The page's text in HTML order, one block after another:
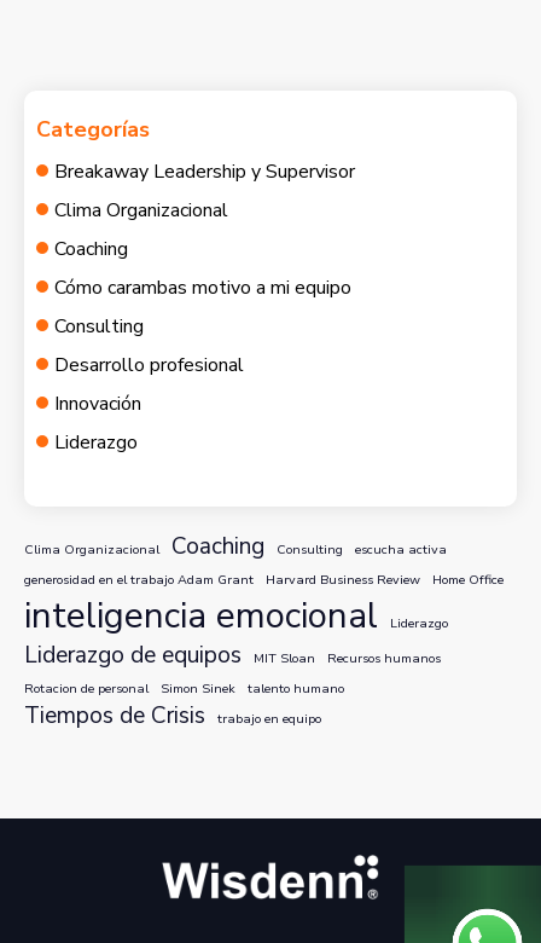
Categorías
Breakaway Leadership y Supervisor
Clima Organizacional
Coaching
Cómo carambas motivo a mi equipo
Consulting
Desarrollo profesional
Innovación
Liderazgo
Clima Organizacional Coaching Consulting
escucha activa
generosidad en el trabajo Adam Grant
Harvard Business Review Home Office
inteligencia emocional Liderazgo
Liderazgo de equipos MIT Sloan
Recursos humanos
Rotacion de personal
Simon Sinek talento humano
Tiempos de Crisis trabajo en equipo